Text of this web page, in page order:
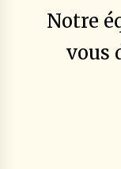
Notre
vous